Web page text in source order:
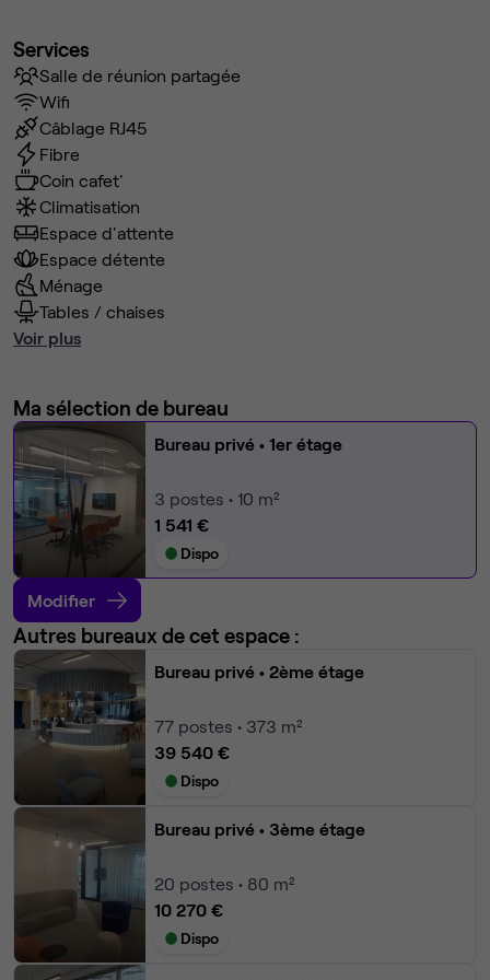
Services
Salle de réunion partagée
Wifi
Câblage RJ45
Fibre
Coin cafet'
Climatisation
Espace d'attente
Espace détente
Ménage
Tables / chaises
Voir plus
Ma sélection de bureau
Bureau privé • 1er étage
3 postes • 10 m²
1 541 €
Dispo
Modifier
Autres bureaux de cet espace :
Bureau privé • 2ème étage
77 postes • 373 m²
39 540 €
Dispo
Bureau privé • 3ème étage
20 postes • 80 m²
10 270 €
Dispo